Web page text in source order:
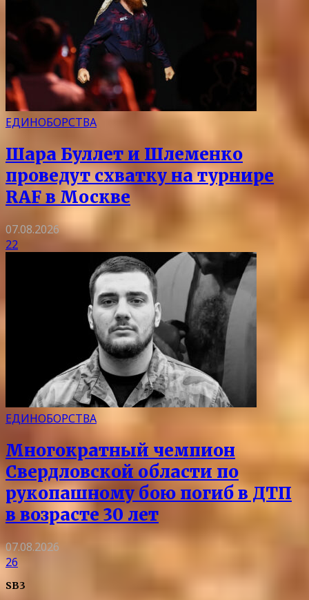
ЕДИНОБОРСТВА
Шара Буллет и Шлеменко
проведут схватку на турнире
RAF в Москве
07.08.2026
22
ЕДИНОБОРСТВА
Многократный чемпион
Свердловской области по
рукопашному бою погиб в ДТП
в возрасте 30 лет
07.08.2026
26
SB3